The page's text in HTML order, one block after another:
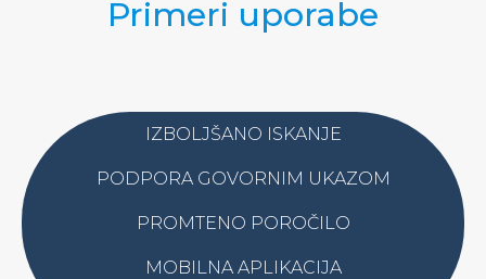
Primeri uporabe
IZBOLJŠANO ISKANJE
PODPORA GOVORNIM UKAZOM
PROMTENO POROČILO
MOBILNA APLIKACIJA